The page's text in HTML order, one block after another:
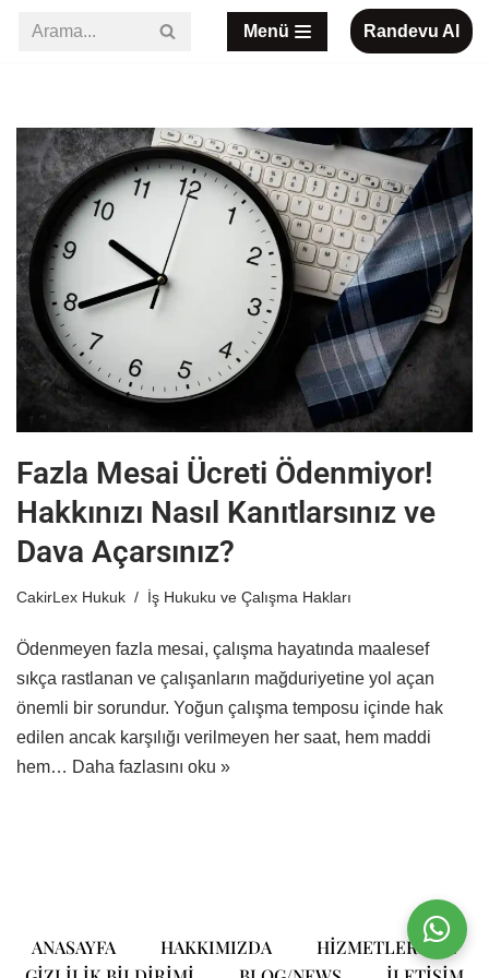
Menü Randevu Al
Fazla Mesai Ücreti Ödenmiyor!
Hakkınızı Nasıl Kanıtlarsınız ve
Dava Açarsınız?
CakirLex Hukuk İş Hukuku ve Çalışma Hakları
Ödenmeyen fazla mesai, çalışma hayatında maalesef
sıkça rastlanan ve çalışanların mağduriyetine yol açan
önemli bir sorundur. Yoğun çalışma temposu içinde hak
edilen ancak karşılığı verilmeyen her saat, hem maddi
hem… Daha fazlasını oku »
ANASAYFA HAKKIMIZDA
HIZMETLERIMIZ